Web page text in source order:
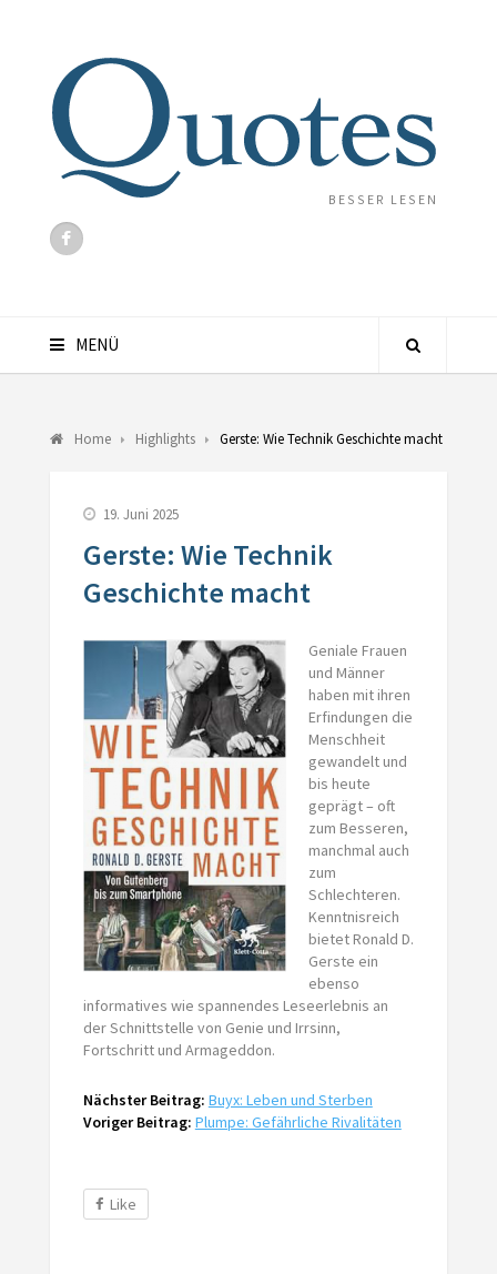
BESSER LESEN
MENÜ
Home Highlights Gerste: Wie Technik Geschichte macht
19. Juni 2025
Gerste: Wie Technik
Geschichte macht
Geniale Frauen
und Männer
haben mit ihren
Er­findungen die
Menschheit
gewandelt und
bis heute
geprägt – oft
zum Besseren,
manchmal auch
zum
Schlechteren.
Kenntnisreich
bietet Ronald D.
Gerste ein
ebenso
informatives wie spannendes Lese­erlebnis an
der Schnittstelle von Genie und Irrsinn,
Fortschritt und Armageddon.
Nächster Beitrag: Buyx: Leben und Sterben
Voriger Beitrag: Plumpe: Gefährliche Rivalitäten
Like